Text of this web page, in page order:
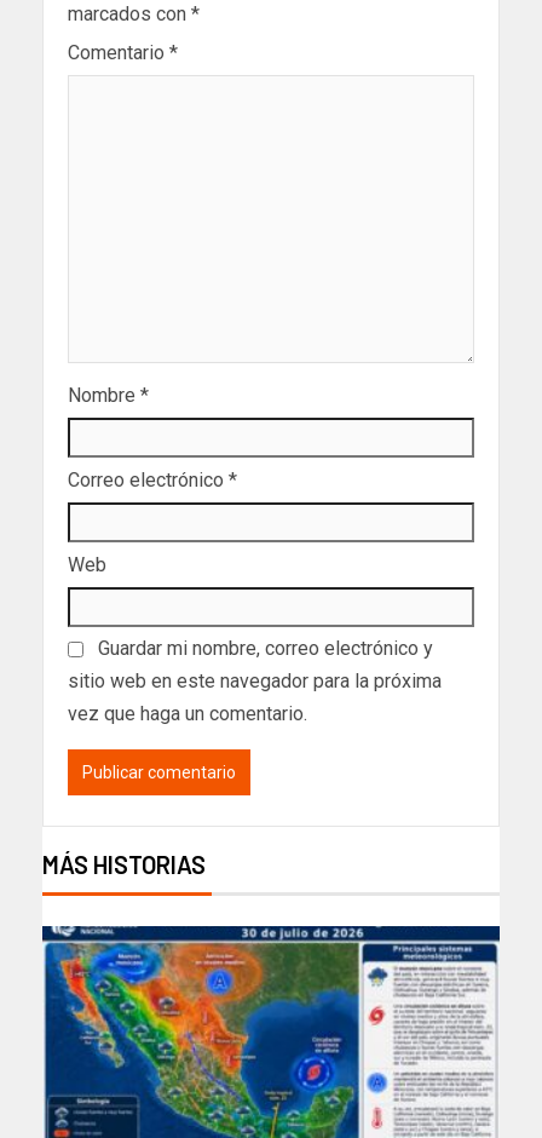
marcados con *
Comentario *
Nombre *
Correo electrónico *
Web
Guardar mi nombre, correo electrónico y
sitio web en este navegador para la próxima
vez que haga un comentario.
MÁS HISTORIAS